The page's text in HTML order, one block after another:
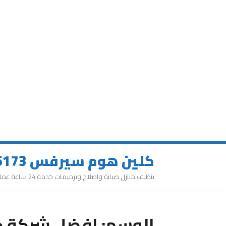
كلين هوم سيرفس 0543626173
تنظيف منازل صيانة واصلاح وترميمات خدمة 24 ساعة عمالة مميزة